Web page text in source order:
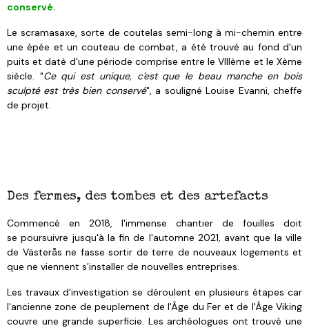
conservé.
Le scramasaxe, sorte de coutelas semi-long à mi-chemin entre
une épée et un couteau de combat, a été trouvé au fond d'un
puits et daté d'une période comprise entre le VIIIème et le Xème
siècle. "Ce qui est unique, c'est que le beau manche en bois
sculpté est très bien conservé", a souligné Louise Evanni, cheffe
de projet.
Des fermes, des tombes et des artefacts
Commencé en 2018, l'immense chantier de fouilles doit
se poursuivre jusqu'à la fin de l'automne 2021, avant que la ville
de Västerås ne fasse sortir de terre de nouveaux logements et
que ne viennent s'installer de nouvelles entreprises.
Les travaux d'investigation se déroulent en plusieurs étapes car
l'ancienne zone de peuplement de l'Âge du Fer et de l'Âge Viking
couvre une grande superficie. Les archéologues ont trouvé une